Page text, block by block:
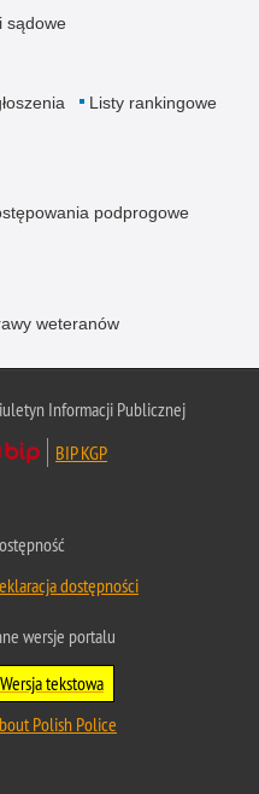
sądowe
Listy rankingowe
podprogowe
weteranów
Informacji Publicznej
BIP KGP
dostępności
wersje portalu
Wersja tekstowa
Polish Police